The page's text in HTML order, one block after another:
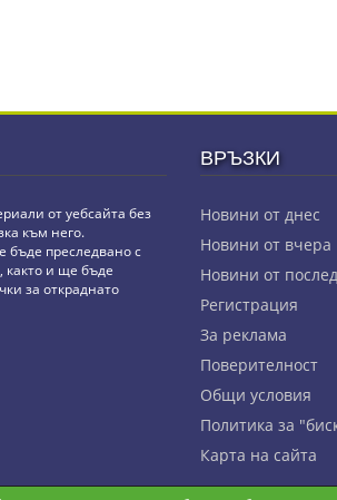
от уебсайта без
към него.
бъде преследвано с
както и ще бъде
за откраднато
ВРЪЗКИ
Новини от днес
Новини от вчера
Новини от
Регистрация
За реклама
Πoвepитeлнocт
Общи условия
Политика за
Карта на сайта